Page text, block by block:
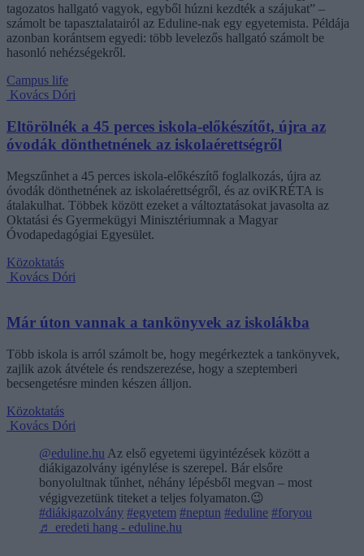
tagozatos hallgató vagyok, egyből húzni kezdték a szájukat” –
számolt be tapasztalatairól az Eduline-nak egy egyetemista. Példája
azonban korántsem egyedi: több levelezős hallgató számolt be
hasonló nehézségekről.
Campus life
Kovács Dóri
Eltörölnék a 45 perces iskola-előkészítőt, újra az
óvodák dönthetnének az iskolaérettségről
Megszűnhet a 45 perces iskola-előkészítő foglalkozás, újra az
óvodák dönthetnének az iskolaérettségről, és az oviKRÉTA is
átalakulhat. Többek között ezeket a változtatásokat javasolta az
Oktatási és Gyermekügyi Minisztériumnak a Magyar
Óvodapedagógiai Egyesület.
Közoktatás
Kovács Dóri
Már úton vannak a tankönyvek az iskolákba
Több iskola is arról számolt be, hogy megérkeztek a tankönyvek,
zajlik azok átvétele és rendszerezése, hogy a szeptemberi
becsengetésre minden készen álljon.
Közoktatás
Kovács Dóri
@eduline.hu Az első egyetemi ügyintézések között a
diákigazolvány igénylése is szerepel. Bár elsőre
bonyolultnak tűnhet, néhány lépésből megvan – most
végigvezetünk titeket a teljes folyamaton.😉
#diákigazolvány #egyetem #neptun #eduline #foryou
♬ eredeti hang - eduline.hu